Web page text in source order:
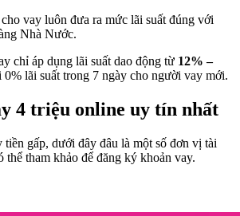
vay luôn đưa ra mức lãi suất đúng với
Nhà Nước.
chỉ áp dụng lãi suất dao động từ 12% –
0% lãi suất trong 7 ngày cho người vay mới.
4 triệu online uy tín nhất
tiền gấp, dưới đây đâu là một số đơn vị tài
thể tham khảo để đăng ký khoản vay.